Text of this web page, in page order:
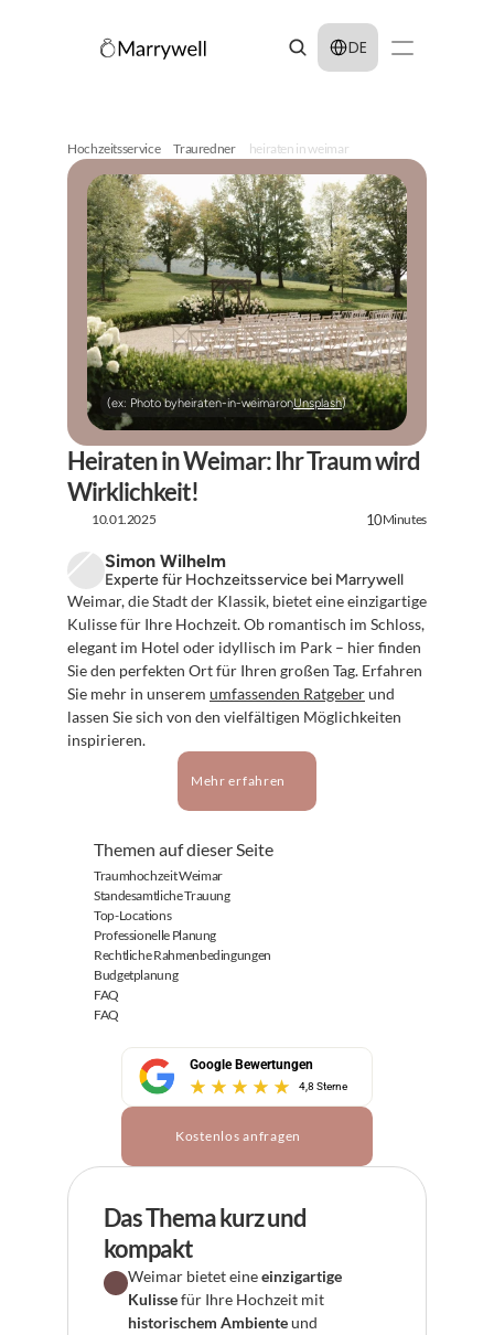
Select Language
DE
Hochzeitsservice Trauredner heiraten in weimar
(ex: Photo byheiraten-in-weimaronUnsplash)
Heiraten in Weimar: Ihr Traum wird
Wirklichkeit!
10.01.2025 10Minutes
Simon Wilhelm
Experte für Hochzeitsservice bei Marrywell
Weimar, die Stadt der Klassik, bietet eine einzigartige
Kulisse für Ihre Hochzeit. Ob romantisch im Schloss,
elegant im Hotel oder idyllisch im Park – hier finden
Sie den perfekten Ort für Ihren großen Tag. Erfahren
Sie mehr in unserem umfassenden Ratgeber und
lassen Sie sich von den vielfältigen Möglichkeiten
inspirieren.
Mehr erfahren
Themen auf dieser Seite
Traumhochzeit Weimar
Standesamtliche Trauung
Top-Locations
Professionelle Planung
Rechtliche Rahmenbedingungen
Budgetplanung
FAQ
FAQ
Google Bewertungen
4,8 Sterne
Kostenlos anfragen
Das Thema kurz und
kompakt
Weimar bietet eine einzigartige
Kulisse
historischem Ambiente